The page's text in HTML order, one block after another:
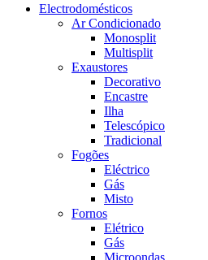
Electrodomésticos
Ar Condicionado
Monosplit
Multisplit
Exaustores
Decorativo
Encastre
Ilha
Telescópico
Tradicional
Fogões
Eléctrico
Gás
Misto
Fornos
Elétrico
Gás
Microondas